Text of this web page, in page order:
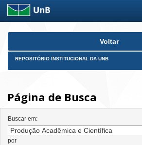
Skip
Voltar
REPOSITÓRIO INSTITUCIONAL DA UNB
Página de Busca
Buscar em:
por